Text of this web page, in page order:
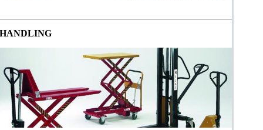
HANDLING